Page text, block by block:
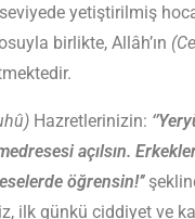
yetiştirilmiş
birlikte, Allâh’ın
Hazretlerinizin:
açılsın.
öğrensin!’’
ilk günkü ciddiyet ve